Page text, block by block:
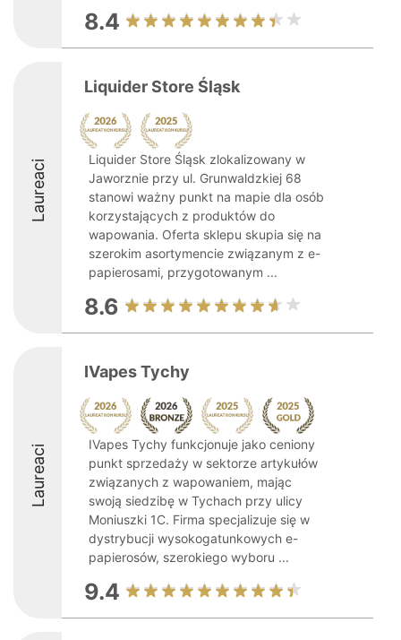
8.4
Laureaci
Liquider Store Śląsk
Liquider Store Śląsk zlokalizowany w
Jaworznie przy ul. Grunwaldzkiej 68
stanowi ważny punkt na mapie dla osób
korzystających z produktów do
wapowania. Oferta sklepu skupia się na
szerokim asortymencie związanym z e-
papierosami, przygotowanym ...
8.6
Laureaci
IVapes Tychy
IVapes Tychy funkcjonuje jako ceniony
punkt sprzedaży w sektorze artykułów
związanych z wapowaniem, mając
swoją siedzibę w Tychach przy ulicy
Moniuszki 1C. Firma specjalizuje się w
dystrybucji wysokogatunkowych e-
papierosów, szerokiego wyboru ...
9.4